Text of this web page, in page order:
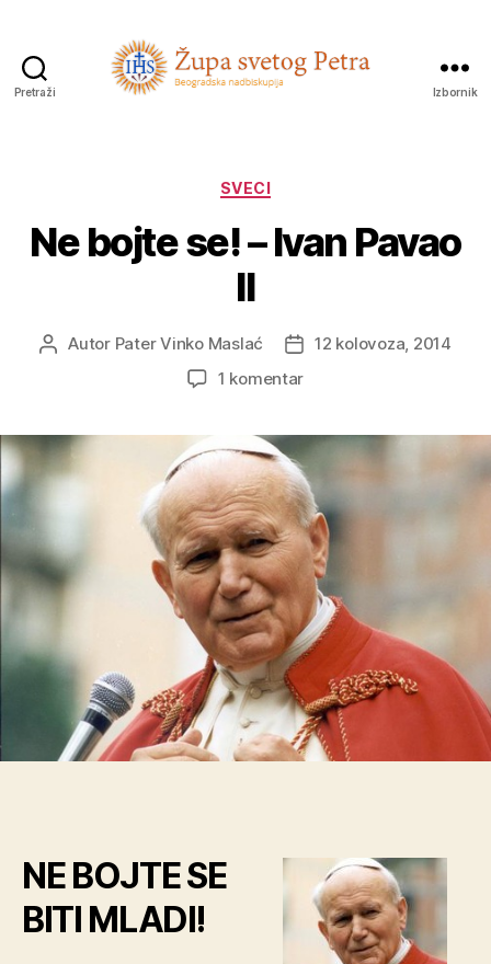
Pretraži Izbornik
Kategorije
SVECI
Ne bojte se! – Ivan Pavao
II
AutorAutor Pater Vinko Maslać
Datum
12 kolovoza, 2014
1 komentarna
se!
–
Ivan
Pavao
II
NE BOJTE SE
BITI MLADI!